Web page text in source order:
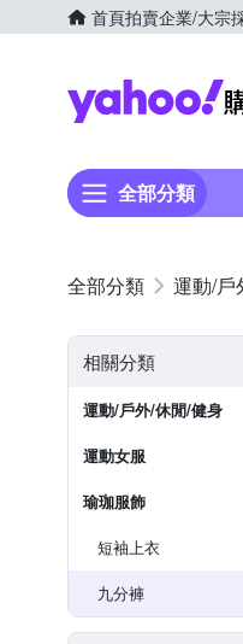
首頁拍賣企業/大宗
全部分類
運動/戶
相關分類
運動/戶外/休閒/健身
運動女服
瑜珈服飾
短袖上衣
九分褲